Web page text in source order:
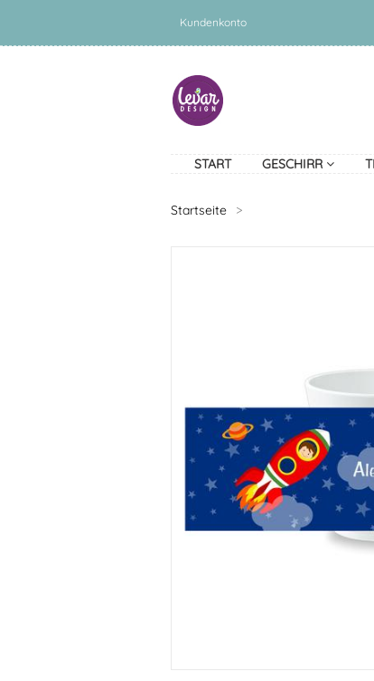
Kundenkonto
START GESCHIRR
Startseite >